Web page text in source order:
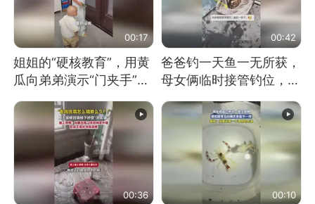
00:17
姐姐的“硬核教育”，用黄
瓜向弟弟演示“门夹手”，
网友：果然言传不如身
教！
00:42
爸爸钓一天鱼一无所获，
母女俩临时接管钓位，用
玩具鱼竿钓上大鱼
00:36 00:10